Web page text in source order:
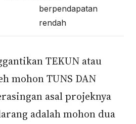
berpendapatan
rendah
TEKUN atau
mohon TUNS DAN
asal projeknya
adalah mohon dua